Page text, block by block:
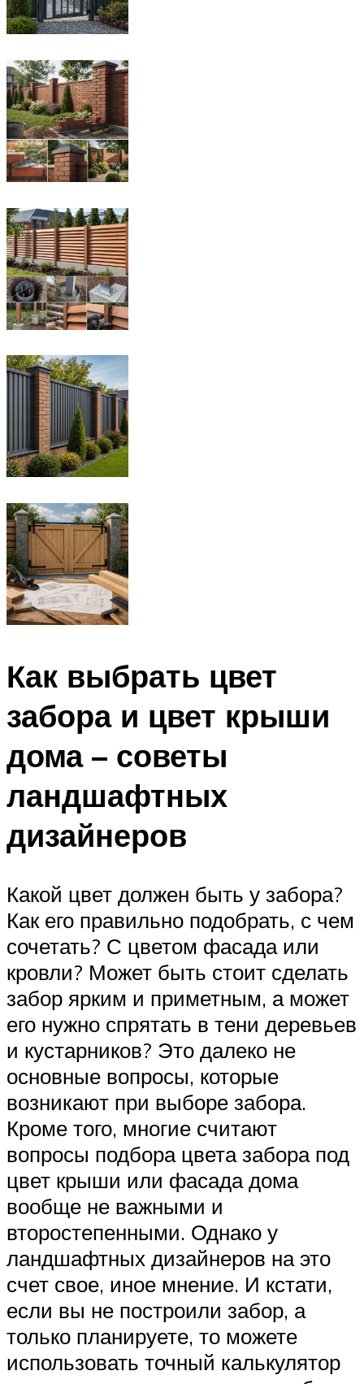
Как выбрать цвет
забора и цвет крыши
дома – советы
ландшафтных
дизайнеров
Какой цвет должен быть у забора?
Как его правильно подобрать, с чем
сочетать? С цветом фасада или
кровли? Может быть стоит сделать
забор ярким и приметным, а может
его нужно спрятать в тени деревьев
и кустарников? Это далеко не
основные вопросы, которые
возникают при выборе забора.
Кроме того, многие считают
вопросы подбора цвета забора под
цвет крыши или фасада дома
вообще не важными и
второстепенными. Однако у
ландшафтных дизайнеров на это
счет свое, иное мнение. И кстати,
если вы не построили забор, а
только планируете, то можете
использовать точный калькулятор